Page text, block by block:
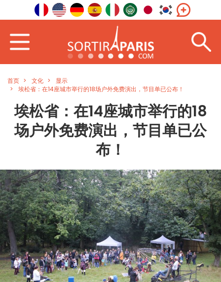
首页 文化
显示
埃松省：在14座城市举行的18场户外免费演出，节目单已公布！
埃松省：在14座城市举行的18
场户外免费演出，节目单已公
布！